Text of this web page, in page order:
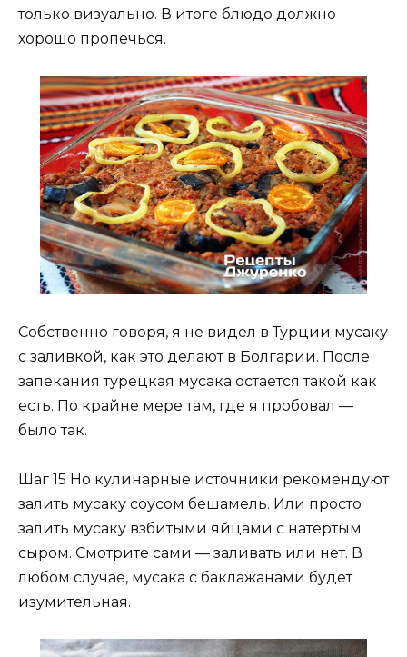
только визуально. В итоге блюдо должно
хорошо пропечься.
Собственно говоря, я не видел в Турции мусаку
с заливкой, как это делают в Болгарии. После
запекания турецкая мусака остается такой как
есть. По крайне мере там, где я пробовал —
было так.
Шаг 15 Но кулинарные источники рекомендуют
залить мусаку соусом бешамель. Или просто
залить мусаку взбитыми яйцами с натертым
сыром. Смотрите сами — заливать или нет. В
любом случае, мусака с баклажанами будет
изумительная.